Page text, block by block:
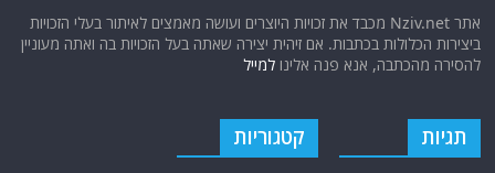
אתר Nziv.net מכבד את זכויות היוצרים ועושה מאמצים לאיתור בעלי הזכויות
ביצירות הכלולות בכתבות. אם זיהית יצירה שאתה בעל הזכויות בה ואתה מעוניין
להסירה מהכתבה, אנא פנה אלינולמייל
תגיות קטגוריות